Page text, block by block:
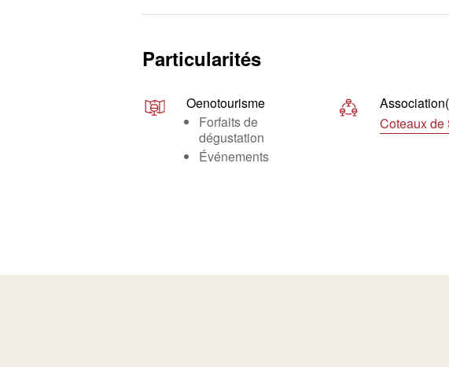
Particularités
Oenotourisme
Forfaits de
dégustation
Événements
Coteaux de